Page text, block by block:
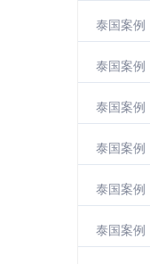
泰国案例
泰国案例
泰国案例
泰国案例
泰国案例
泰国案例